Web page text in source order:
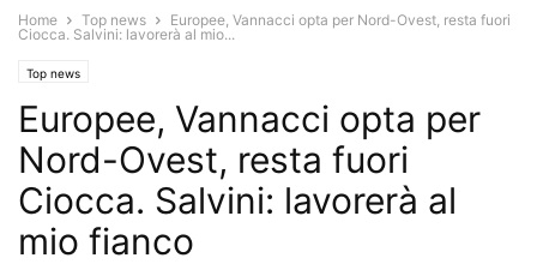
Home Top news
Europee, Vannacci opta per Nord-Ovest, resta fuori
Ciocca. Salvini: lavorerà al mio...
Top news
Europee, Vannacci opta per
Nord-Ovest, resta fuori
Ciocca. Salvini: lavorerà al
mio fianco